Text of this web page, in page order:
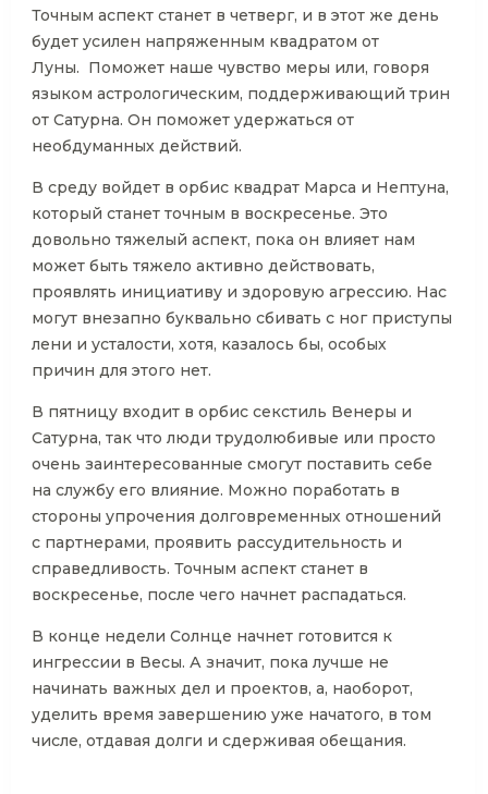
Точным аспект станет в четверг, и в этот же день
будет усилен напряженным квадратом от
Луны. Поможет наше чувство меры или, говоря
языком астрологическим, поддерживающий трин
от Сатурна. Он поможет удержаться от
необдуманных действий.
В среду войдет в орбис квадрат Марса и Нептуна,
который станет точным в воскресенье. Это
довольно тяжелый аспект, пока он влияет нам
может быть тяжело активно действовать,
проявлять инициативу и здоровую агрессию. Нас
могут внезапно буквально сбивать с ног приступы
лени и усталости, хотя, казалось бы, особых
причин для этого нет.
В пятницу входит в орбис секстиль Венеры и
Сатурна, так что люди трудолюбивые или просто
очень заинтересованные смогут поставить себе
на службу его влияние. Можно поработать в
стороны упрочения долговременных отношений
с партнерами, проявить рассудительность и
справедливость. Точным аспект станет в
воскресенье, после чего начнет распадаться.
В конце недели Солнце начнет готовится к
ингрессии в Весы. А значит, пока лучше не
начинать важных дел и проектов, а, наоборот,
уделить время завершению уже начатого, в том
числе, отдавая долги и сдерживая обещания.